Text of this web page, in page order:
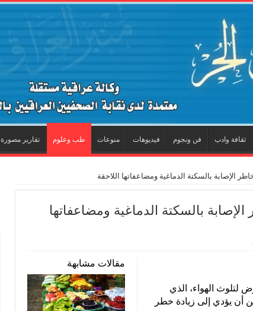
ثقافة وادب فن ونجوم فيديوهات منوعات طب وعلوم تقارير مصورة
الإصابة بالسكتة الدماغية ومضاعفاتها اللاحقة
بالسكتة الدماغية ومضاعفاتها
مقالات مشابهة
لتلوث الهواء، الذي
أن يؤدي إلى زيادة خطر